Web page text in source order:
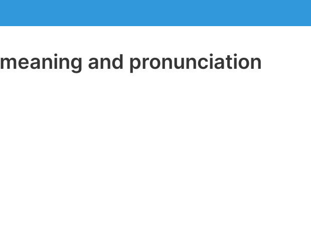
and pronunciation